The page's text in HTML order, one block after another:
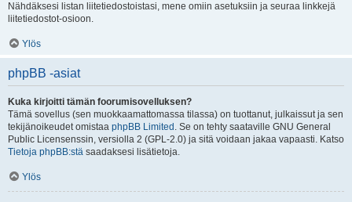
Nähdäksesi listan liitetiedostoistasi, mene omiin asetuksiin ja seuraa linkkejä
liitetiedostot-osioon.
Ylös
phpBB -asiat
Kuka kirjoitti tämän foorumisovelluksen?
Tämä sovellus (sen muokkaamattomassa tilassa) on tuottanut, julkaissut ja sen
tekijänoikeudet omistaa phpBB Limited . Se on tehty saataville GNU General
Public Licensenssin, versiolla 2 (GPL-2.0) ja sitä voidaan jakaa vapaasti. Katso
Tietoja phpBB:stä saadaksesi lisätietoja.
Ylös